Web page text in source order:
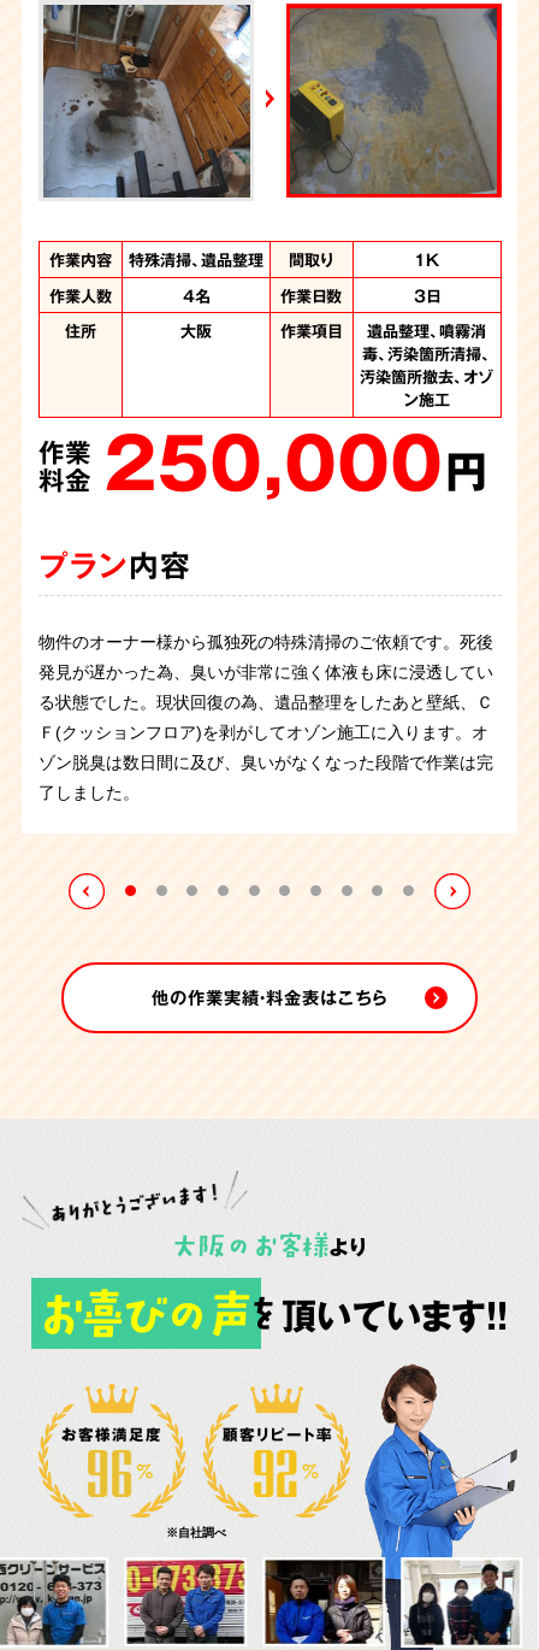
2026年7月6日放送
週刊循環経済新聞（7月6日号）
2026年7月4日放送
YouTube｜好井まさおの怪談を浴びる会
2026年6月28日放送
Yahoo!ニュース
作業内容 特殊清掃、遺品整理 間取り
1K
作業人数
4名 作業日数
3日
住所
大阪 作業項目
遺品整理、噴霧消
毒、汚染箇所清掃、
汚染箇所撤去、オゾ
ン施工
作業
料金 250,000円
プラン内容
物件のオーナー様から孤独死の特殊清掃のご依頼です。死後
発見が遅かった為、臭いが非常に強く体液も床に浸透してい
る状態でした。現状回復の為、遺品整理をしたあと壁紙、Ｃ
Ｆ(クッションフロア)を剥がしてオゾン施工に入ります。オ
ゾン脱臭は数日間に及び、臭いがなくなった段階で作業は完
了しました。
作業内容 特殊清掃、遺品整理 間取り
1K
作業人数
3人 作業日数
1日
住所
大阪 作業項目
遺品整理、噴霧消
毒、汚染箇所清掃
料金 150,000円
物件の管理会社様から特殊清掃のご依頼を承りました。ユニ
っていました。薬剤などを使用し体液を除去していきます。
ご遺品の量は比較的少なく約3時間の作業で完了いたしまし
た。
作業内容 遺品整理、特殊清掃 間取り
1DK
作業人数
3名 作業日数
1日
住所
大阪府 作業項目
遺品整理、噴霧消
毒、汚染箇所清掃、
汚染箇所撤去
作業
料金 220,000円
プラン 内容
頼でした。ゴミが山積みになっており、死臭も残って害虫が
発生した状態でした。そんな中でも仕分け作業、搬出、特殊
清掃まで順に作業を進めていき、6時間程で作業が完了致し
ました。
作業内容 特殊清掃、遺品整理 間取り
2K
作業人数
3名 作業日数
1日
住所
大阪 作業項目
遺品整理、噴霧消
毒、汚染箇所清掃、
汚染箇所撤去
作業
料金 130,000円
プラン 内容
わずかに染み込んだ畳を撤去すると、幸いにも下地には及ん
でいなかったためほぼ元の状態に回復することができまし
た。作業前と作業後には噴霧消毒を行いました。
作業内容 特殊清掃、遺品整理 間取り
2DK
作業人数
5名 作業日数
1日
住所
大阪 作業項目
遺品整理、噴霧消
毒、汚染箇所清掃、
汚染箇所撤去
作業
料金 230,000円
プラン 内容
るような格好で発見され、正座の状態だったそうです。大切
にされていたと思われるフィギアが沢山飾られており、丁寧
に整理させていただたきました。体液が染みついた畳は全て
撤去し、噴霧消毒を行って作業終了です。
作業内容 特殊清掃、遺品整理 間取り
2K
作業人数
4名 作業日数
1日
住所
大阪 作業項目
噴霧消毒、汚染箇所
清掃、汚染箇所撤
去、遺品整理
作業
料金 230,000円
プラン 内容
わずかにある程度です。体液が畳に染みついた畳を撤去する
と臭いがなくなり、作業後、消臭剤の噴霧にて作業終了いた
しました。
作業内容 特殊清掃、遺品整理 間取り
1K
作業人数
3人 作業日数
4日
住所
大阪 作業項目
噴霧消毒、汚染箇所
清掃、汚染箇所撤
去、汚染箇所解体、
オゾン施工、内装工
事、遺品整理
作業
料金 480,000円
プラン内容
大阪府にあるマンション管理会社さまからの孤独死の特殊清
掃のご依頼です。臭いが非常に強く、マンションの入居者の
方にも影響が出ていたため緊急の対応が必要でした。すぐさ
ま状況を把握し作業を行いました。現場にはハエが大量発
生。臭いが床や壁紙に染みついているので、汚染している箇
ただきました。
作業内容 特殊清掃、遺品整理 間取り
1K
作業人数
4名 作業日数
1日
住所
大阪 作業項目
遺品整理、大量のゴ
ミの撤去、噴霧消
毒、汚染箇所清掃
作業
料金 165,000円
プラン 内容
そうですが、大量のゴミを溜め込んだ部屋でお亡くなりにな
っていました。作業をしていると、ゴミではなく排泄物が入
った袋が大量に出てきたので故人さまは精神的な問題を抱え
ておられたのかもしれません。管理会社様も手に負えずお困
りのようでしたので、無事に作業を完了できてよかったで
す。
作業内容
特殊清掃、不用品回
収
間取り 3LDK
作業人数 3名 作業時間
6時間
噴霧消毒、汚染物の
撤去、汚染か所清
掃、不用品回収
作業
料金 140,000円
プラン内容
病気を患っていたお住まいの方が部屋やトイレを汚してしま
って手に負えないと、ご親族から依頼がございました。ご不
用になるお品物と傷んでしまった畳を撤去し、排せつ物など
で汚れた箇所は専門のノウハウで徹底的に清掃いたしまし
た。
作業内容 遺品整理、特殊清掃 間取り
2K
作業人数
4名 作業日数
6時間
住所
作業項目
遺品整理、噴霧消
毒、汚染箇所清掃、
汚染箇所撤去
作業
料金 187,000円
プラン 内容
生していました。異臭が立ち込める中、汚染物を撤去し、室
内を空っぽにします。同時にクリーニングも進め、一日で元
の状態を取り戻すことができました。
他の作業実績・料金表はこちら
大阪 の お客様より
お喜びの声を 頂いています!!
お客様満足度 顧客リピート率
※自社調べ